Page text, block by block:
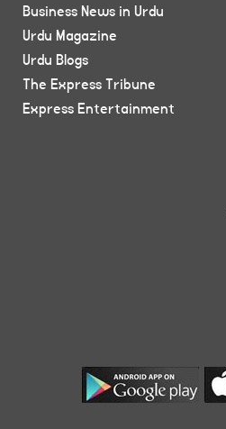
Business News in Urdu
Urdu Magazine
Urdu Blogs
The Express Tribune
Express Entertainment